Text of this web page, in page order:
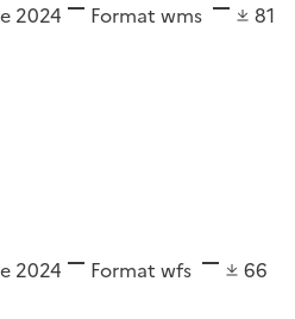
2024 Format wms
81
2024 Format wfs
66